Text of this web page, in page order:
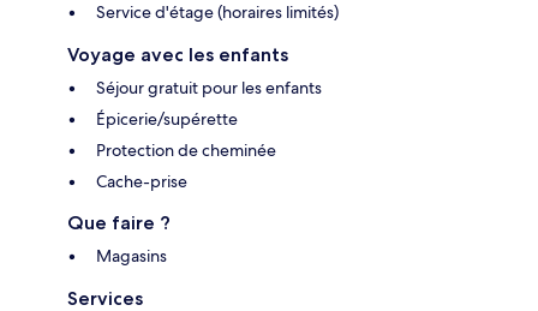
Service d'étage (horaires limités)
Voyage avec les enfants
Séjour gratuit pour les enfants
Épicerie/supérette
Protection de cheminée
Cache-prise
Que faire ?
Magasins
Services